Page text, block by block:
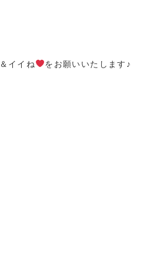
イイね
をお願いいたします♪